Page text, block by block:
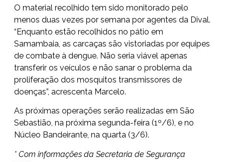
O material recolhido tem sido monitorado pelo
menos duas vezes por semana por agentes da Dival.
“Enquanto estão recolhidos no pátio em
Samambaia, as carcaças são vistoriadas por equipes
de combate à dengue. Não seria viável apenas
transferir os veículos e não sanar o problema da
proliferação dos mosquitos transmissores de
doenças”, acrescenta Marcelo.
As próximas operações serão realizadas em São
Sebastião, na próxima segunda-feira (1º/6), e no
Núcleo Bandeirante, na quarta (3/6).
* Com informações da Secretaria de Segurança